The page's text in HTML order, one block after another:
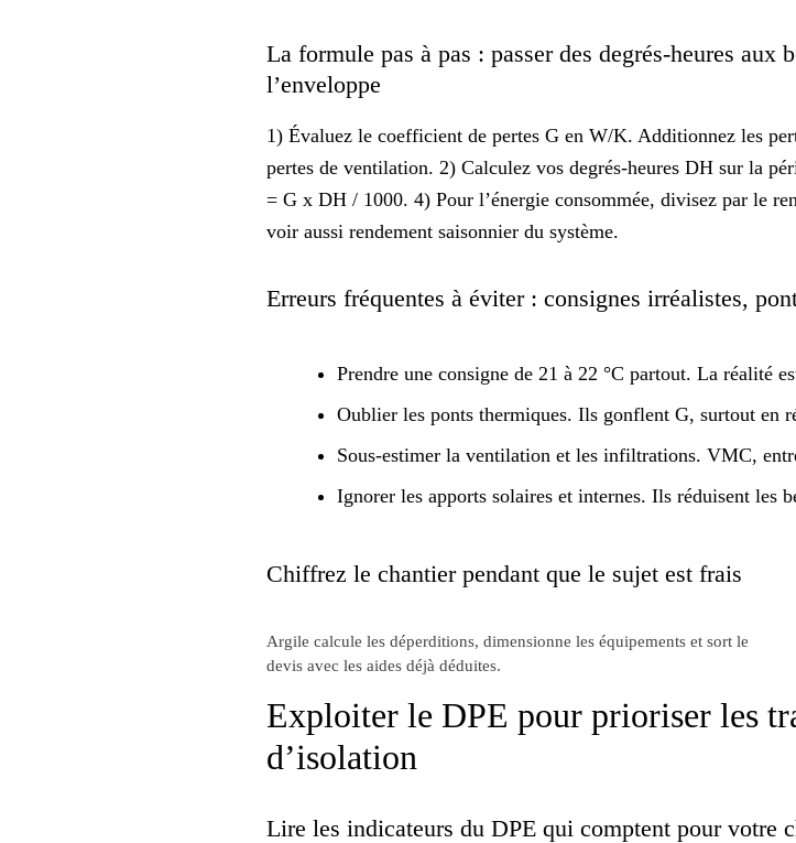
La formule pas à pas : passer des degrés-heures aux
l’enveloppe
1) Évaluez le coefficient de pertes G en W/K. Additionnez les
pertes de ventilation. 2) Calculez vos degrés-heures DH sur la
= G x DH / 1000. 4) Pour l’énergie consommée, divisez par le
voir aussi rendement saisonnier du système.
Erreurs fréquentes à éviter : consignes irréalistes,
Prendre une consigne de 21 à 22 °C partout. La réalité
Oublier les ponts thermiques. Ils gonflent G, surtout en
Sous-estimer la ventilation et les infiltrations. VMC,
Ignorer les apports solaires et internes. Ils réduisent les
Chiffrez le chantier pendant que le sujet est frais
Argile calcule les déperditions, dimensionne les équipements et sort le
devis avec les aides déjà déduites.
Exploiter le DPE pour prioriser les
d’isolation
Lire les indicateurs du DPE qui comptent pour votre